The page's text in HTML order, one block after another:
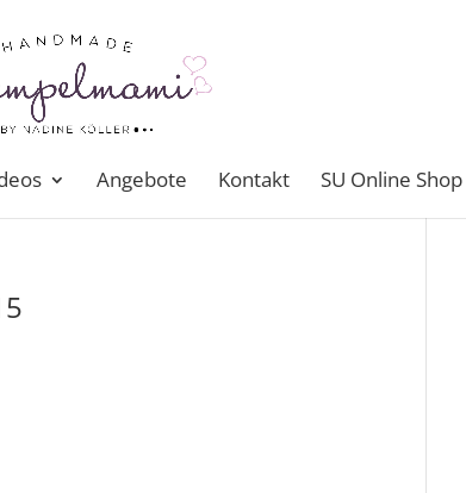
Angebote Kontakt SU Online Shop